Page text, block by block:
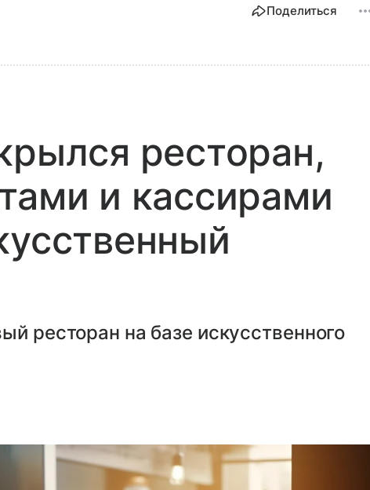
Поделиться
ресторан,
и кассирами
ресторан на базе искусственного